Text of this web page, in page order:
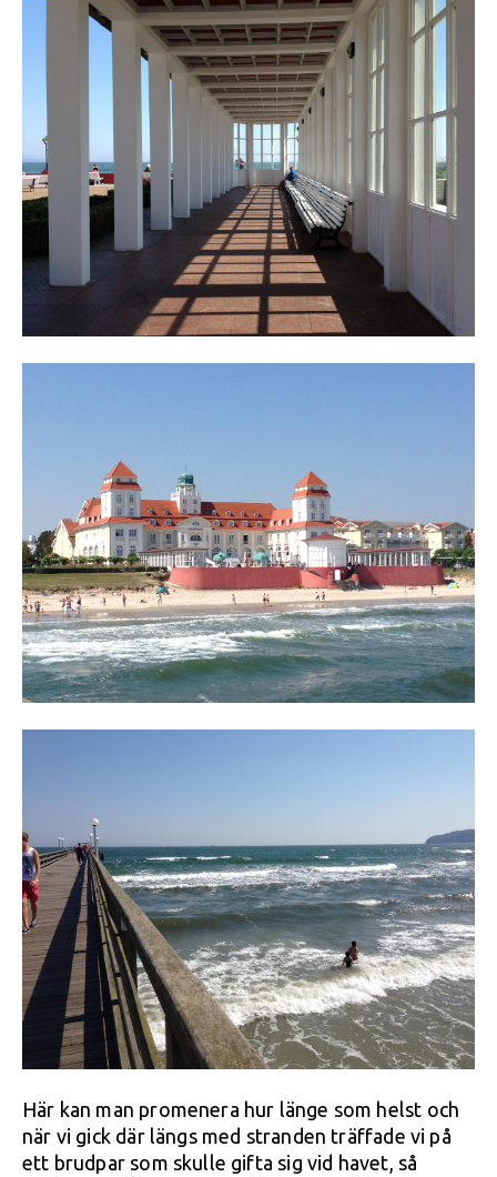
Här kan man promenera hur länge som helst och
när vi gick där längs med stranden träffade vi på
ett brudpar som skulle gifta sig vid havet, så